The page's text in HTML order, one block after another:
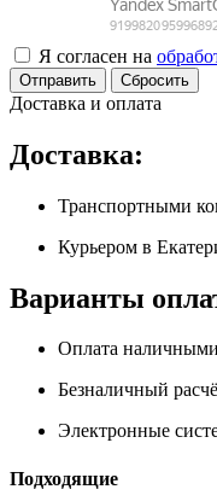
Я согласен на
Сбросить
Доставка и оплата
Доставка:
Транспортными
Курьером в
Варианты
Оплата
Безналичный
Электронные
Подходящие